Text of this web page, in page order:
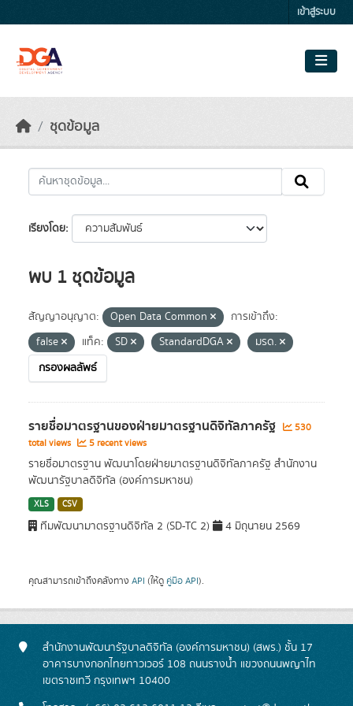
เข้าสู่ระบบ
ชุดข้อมูล
เรียงโดย
พบ 1 ชุดข้อมูล
สัญญาอนุญาต: Open Data Common
การเข้าถึง:
false
แท็ค: SD StandardDGA
มรด.
กรองผลลัพธ์
รายชื่อมาตรฐานของฝ่ายมาตรฐานดิจิทัลภาครัฐ
530
total views
5 recent views
รายชื่อมาตรฐาน พัฒนาโดยฝ่ายมาตรฐานดิจิทัลภาครัฐ สำนักงาน
พัฒนารัฐบาลดิจิทัล (องค์การมหาชน)
XLS CSV
ทีมพัฒนามาตรฐานดิจิทัล 2 (SD-TC 2) 4 มิถุนายน 2569
คุณสามารถเข้าถึงคลังทาง API (ให้ดู คู่มือ API).
สำนักงานพัฒนารัฐบาลดิจิทัล (องค์การมหาชน) (สพร.) ชั้น 17
อาคารบางกอกไทยทาวเวอร์ 108 ถนนรางน้ำ แขวงถนนพญาไท
เขตราชเทวี กรุงเทพฯ 10400